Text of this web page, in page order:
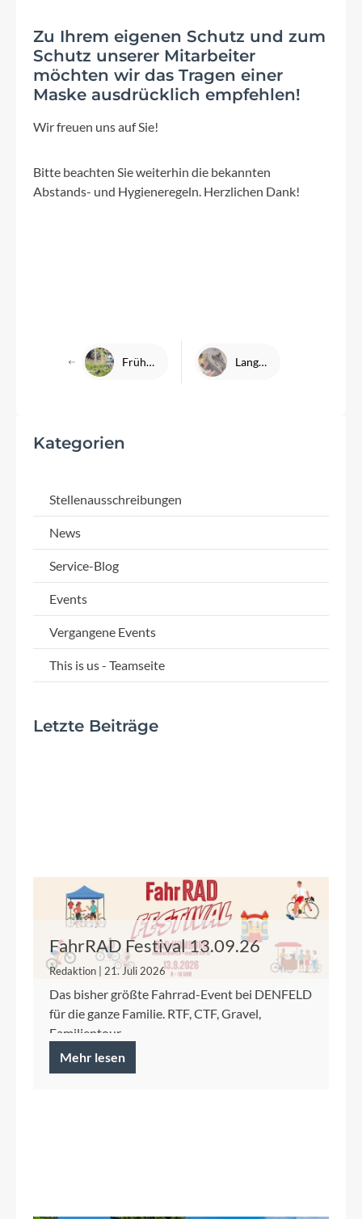
Zu Ihrem eigenen Schutz und zum
Schutz unserer Mitarbeiter
möchten wir das Tragen einer
Maske ausdrücklich empfehlen!
Wir freuen uns auf Sie!
Bitte beachten Sie weiterhin die bekannten
Abstands- und Hygieneregeln. Herzlichen Dank!
Frühling! So klappt´s mit dem sportlichen Saisonstart Lange Wartezeit für Service-Termine – das steckt dahinter
Kategorien
Stellenausschreibungen
News
Service-Blog
Events
Vergangene Events
This is us - Teamseite
Letzte Beiträge
FahrRAD Festival 13.09.26
Redaktion | 21. Juli 2026
Das bisher größte Fahrrad-Event bei DENFELD
für die ganze Familie. RTF, CTF, Gravel,
Familientour.
Mehr lesen